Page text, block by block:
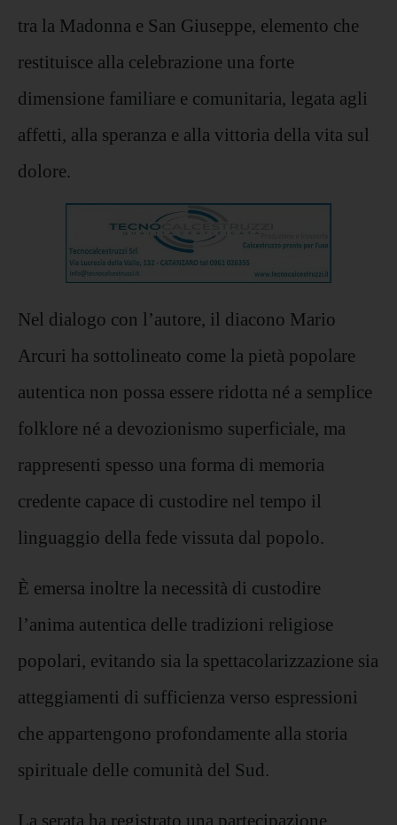
tra la Madonna e San Giuseppe, elemento che
restituisce alla celebrazione una forte
dimensione familiare e comunitaria, legata agli
affetti, alla speranza e alla vittoria della vita sul
dolore.
Nel dialogo con l’autore, il diacono Mario
Arcuri ha sottolineato come la pietà popolare
autentica non possa essere ridotta né a semplice
folklore né a devozionismo superficiale, ma
rappresenti spesso una forma di memoria
credente capace di custodire nel tempo il
linguaggio della fede vissuta dal popolo.
È emersa inoltre la necessità di custodire
l’anima autentica delle tradizioni religiose
popolari, evitando sia la spettacolarizzazione sia
atteggiamenti di sufficienza verso espressioni
che appartengono profondamente alla storia
spirituale delle comunità del Sud.
La serata ha registrato una partecipazione